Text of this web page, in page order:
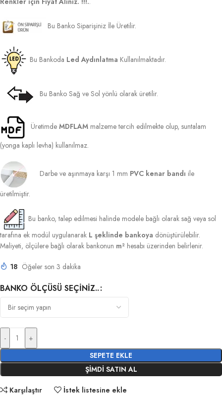
Bu Banko Siparişiniz İle Üretilir.
Bu Bankoda Led Aydınlatma Kullanılmaktadır.
Bu Banko Sağ ve Sol yönlü olarak üretilir.
Üretimde MDFLAM malzeme tercih edilmekte olup, suntalam
(yonga kaplı levha) kullanılmaz.
Darbe ve aşınmaya karşı 1 mm PVC kenar bandı ile
üretilmiştir.
Bu banko, talep edilmesi halinde modele bağlı olarak sağ veya sol
tarafına ek modül uygulanarak L şeklinde bankoya dönüştürülebilir.
Maliyeti, ölçülere bağlı olarak bankonun m² hesabı üzerinden belirlenir.
18 Öğeler son 3 dakika
BANKO ÖLÇÜSÜ SEÇINIZ..
-
+
SEPETE EKLE
ŞIMDI SATIN AL
Karşılaştır İstek listesine ekle